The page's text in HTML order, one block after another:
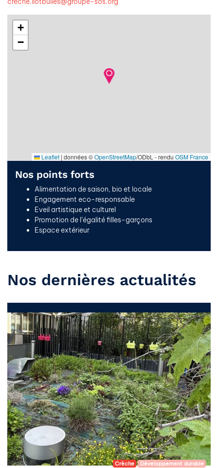
+
−
Leaflet | données ©OpenStreetMap/ODbL - rendu OSM France
Nos points forts
Alimentation de saison, bio et locale
Engagement eco-responsable
Eveil artistique et culturel
Promotion de l’égalité filles-garçons
Espace extérieur
Nos dernières actualités
Crèche Développement durable